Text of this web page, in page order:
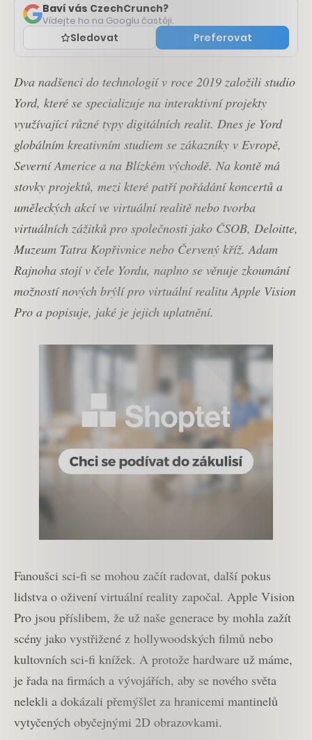
Baví vás CzechCrunch?
Vídejte ho na Googlu častěji.
Sledovat Preferovat
Dva nadšenci do technologií v roce 2019 založili studio
Yord, které se specializuje na interaktivní projekty
využívající různé typy digitálních realit. Dnes je Yord
globálním kreativním studiem se zákazníky v Evropě,
Severní Americe a na Blízkém východě. Na kontě má
stovky projektů, mezi které patří pořádání koncertů a
uměleckých akcí ve virtuální realitě nebo tvorba
virtuálních zážitků pro společnosti jako ČSOB, Deloitte,
Muzeum Tatra Kopřivnice nebo Červený kříž. Adam
Rajnoha stojí v čele Yordu, naplno se věnuje zkoumání
možností nových brýlí pro virtuální realitu Apple Vision
Pro a popisuje, jaké je jejich uplatnění.
Fanoušci sci-fi se mohou začít radovat, další pokus
lidstva o oživení virtuální reality započal. Apple Vision
Pro jsou příslibem, že už naše generace by mohla zažít
scény jako vystřižené z hollywoodských filmů nebo
kultovních sci-fi knížek. A protože hardware už máme,
je řada na firmách a vývojářích, aby se nového světa
nelekli a dokázali přemýšlet za hranicemi mantinelů
vytyčených obyčejnými 2D obrazovkami.